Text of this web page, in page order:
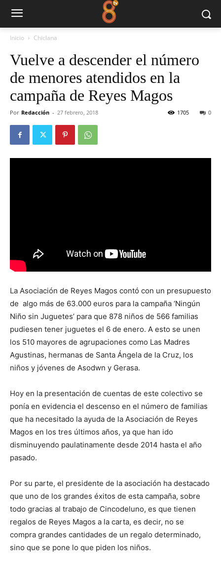
Inicio Chiclana
Vuelve a descender el número
de menores atendidos en la
campaña de Reyes Magos
Por Redacción - 27 febrero, 2018 0
1705
La Asociación de Reyes Magos contó con un presupuesto
de algo más de 63.000 euros para la campaña ‘Ningún
Niño sin Juguetes’ para que 878 niños de 566 familias
pudiesen tener juguetes el 6 de enero. A esto se unen
los 510 mayores de agrupaciones como Las Madres
Agustinas, hermanas de Santa Ángela de la Cruz, los
niños y jóvenes de Asodwn y Gerasa.
Hoy en la presentación de cuentas de este colectivo se
ponía en evidencia el descenso en el número de familias
que ha necesitado la ayuda de la Asociación de Reyes
Magos en los tres últimos años, ya que han ido
disminuyendo paulatinamente desde 2014 hasta el año
pasado.
Por su parte, el presidente de la asociación ha destacado
que uno de los grandes éxitos de esta campaña, sobre
todo gracias al trabajo de Cincodeluno, es que tienen
regalos de Reyes Magos a la carta, es decir, no se
compra grandes cantidades de un regalo determinado,
sino que se pone lo que piden los niños.